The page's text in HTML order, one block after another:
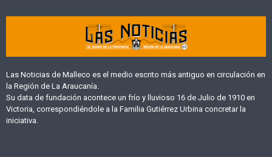
Las Noticias de Malleco es el medio escrito más antiguo en circulación en
la Región de La Araucanía.
Su data de fundación acontece un frío y lluvioso 16 de Julio de 1910 en
Victoria, correspondiéndole a la Familia Gutiérrez Urbina concretar la
iniciativa.